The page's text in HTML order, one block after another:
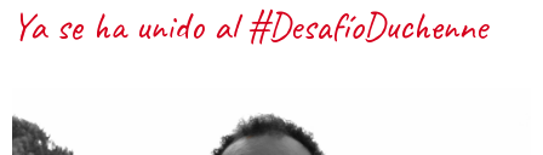
Ya se ha unido al #DesafíoDuchenne